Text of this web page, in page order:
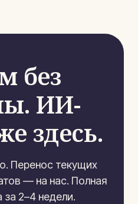
без
ИИ-
здесь.
Перенос текущих
— на нас. Полная
за 2–4 недели.